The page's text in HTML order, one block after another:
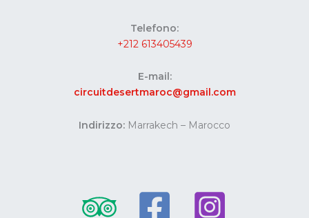
Telefono:
+212 613405439
E-mail:
circuitdesertmaroc@gmail.com
Indirizzo: Marrakech – Marocco